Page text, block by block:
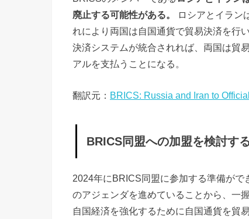
除
外
へ
RI
：
シ
ア
と
廃止する可能性がある。
ロシアとイラン
れにより両国は自国通貨で貿易決済を行
決済システムが統合されれば、両国は貿
アルを支払うことになる。
翻訳元： BRICS: Russia and Iran to
BRICS同盟への加盟を検討す
2024年にBRICS同盟に参加する準備が
のアジェンダを進めていることから、一
自国経済を強化するために自国通貨を貿